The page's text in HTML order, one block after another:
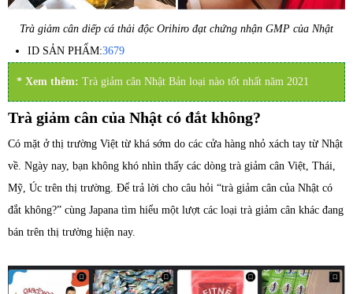
Trà giảm cân diếp cá thải độc Orihiro đạt chứng nhận GMP của Nhật
ID SẢN PHẨM:3679
* Xem thêm: Trà giảm cân Nhật Bản loại nào tốt nhất năm 2021
Trà giảm cân của Nhật có đắt không?
Có mặt ở thị trường Việt từ khá sớm do các cửa hàng nhỏ xách tay từ Nhật
về. Ngày nay, bạn không khó nhìn thấy các dòng trà giảm cân Việt, Thái,
Mỹ, Úc trên thị trường. Để trả lời cho câu hỏi “trà giảm cân của Nhật có
đắt không?” cùng Japana tìm hiểu một lượt các loại trà giảm cân khác đang
bán trên thị trường hiện nay.